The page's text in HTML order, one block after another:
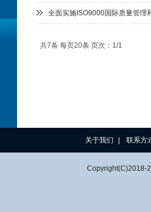
全面实施ISO9000国际质量管理
共7条 每页20条 页次：1/1
Copyright(C)2018-
关于我们 联系方